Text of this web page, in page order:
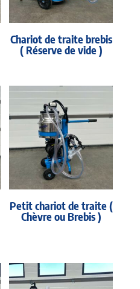
Chariot de traite brebis
( Réserve de vide )
Petit chariot de traite (
Chèvre ou Brebis )